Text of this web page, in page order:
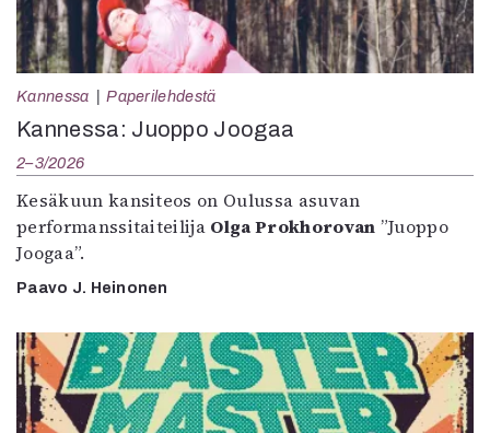
Kannessa Paperilehdestä
Kannessa: Juoppo Joogaa
2–3/2026
Kesäkuun kansiteos on Oulussa asuvan
performanssitaiteilija Olga Prokhorovan ”Juoppo
Joogaa”.
Paavo J. Heinonen